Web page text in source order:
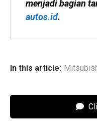
autos.id.
In this article: